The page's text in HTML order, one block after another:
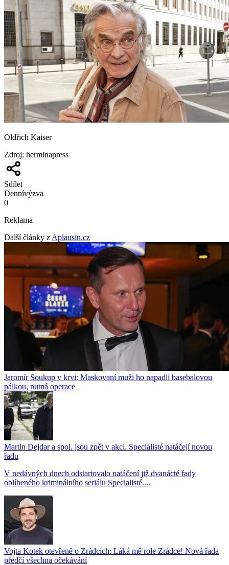
Oldřich Kaiser
Zdroj: herminapress
Sdílet
Dennívýzva
0
Reklama
Další články z Aplausin.cz
Jaromír Soukup v krvi: Maskovaní muži ho napadli basebalovou
pálkou, nutná operace
Martin Dejdar a spol. jsou zpět v akci. Specialisté natáčejí novou
řadu
V nedávných dnech odstartovalo natáčení již dvanácté řady
oblíbeného kriminálního seriálu Specialisté....
Vojta Kotek otevřeně o Zrádcích: Láká mě role Zrádce! Nová řada
předčí všechna očekávání